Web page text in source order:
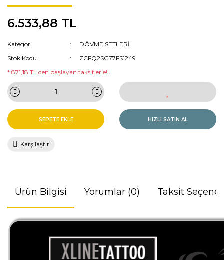
6.533,88 TL
Kategori
DÖVME SETLERİ
Stok Kodu
ZCFQ2SG77FS1249
* 871,18 TL den başlayan taksitlerle!!
SEPETE EKLE HIZLI SATIN AL
Karşılaştır
Ürün Bilgisi Yorumlar (0) Taksit